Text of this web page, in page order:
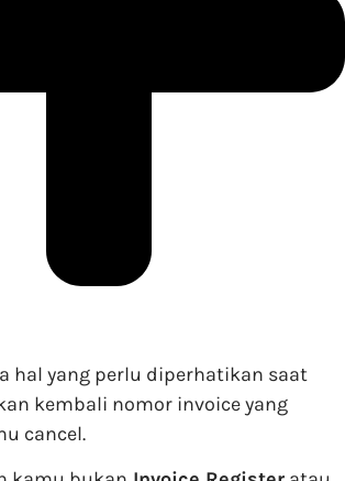
hal yang perlu diperhatikan saat
kembali nomor invoice yang
cancel.